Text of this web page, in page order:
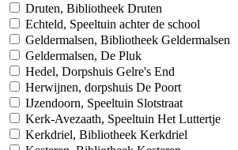
Druten, Bibliotheek Druten
Echteld, Speeltuin achter de school
Geldermalsen, Bibliotheek Geldermalsen
Geldermalsen, De Pluk
Hedel, Dorpshuis Gelre's End
Herwijnen, dorpshuis De Poort
IJzendoorn, Speeltuin Slotstraat
Kerk-Avezaath, Speeltuin Het Luttertje
Kerkdriel, Bibliotheek Kerkdriel